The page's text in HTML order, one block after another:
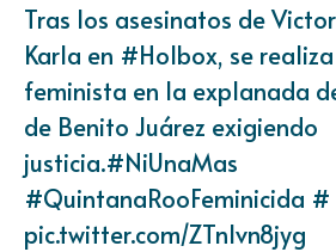
Tras los asesinatos de
Karla en #Holbox, se
feminista en la explanada
de Benito Juárez exigiendo
justicia.#NiUnaMas
#QuintanaRooFeminicida #
pic.twitter.com/ZTnlvn8jyg